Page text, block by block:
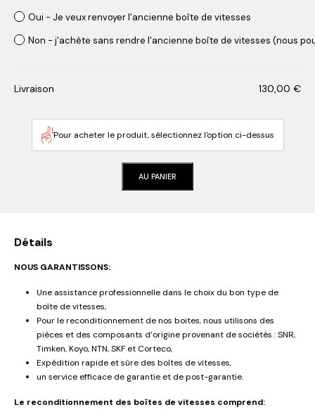
Oui - Je veux renvoyer l'ancienne boîte de vitesses
Non - j'achète sans rendre l'ancienne boîte de vitesses (nous
Livraison 130,00 €
Pour acheter le produit, sélectionnez l'option ci-dessus
AU PANIER
Détails
NOUS GARANTISSONS:
Une assistance professionnelle dans le choix du bon type de
boîte de vitesses,
Pour le reconditionnement de nos boites, nous utilisons des
pièces et des composants d’origine provenant de sociétés : SNR,
Timken, Koyo, NTN, SKF et Corteco,
Expédition rapide et sûre des boîtes de vitesses,
un service efficace de garantie et de post-garantie.
Le reconditionnement des boîtes de vitesses comprend: